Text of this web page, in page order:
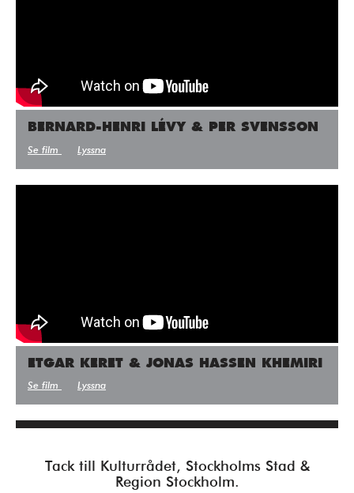
BERNARD-HENRI LÉVY & PER SVENSSON
Se film Lyssna
ETGAR KERET & JONAS HASSEN KHEMIRI
Se film Lyssna
Tack till Kulturrådet, Stockholms Stad &
Region Stockholm.